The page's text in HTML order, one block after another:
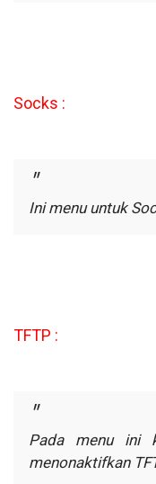
Socks :
Ini menu untuk
TFTP :
Pada menu ini
menonaktifkan